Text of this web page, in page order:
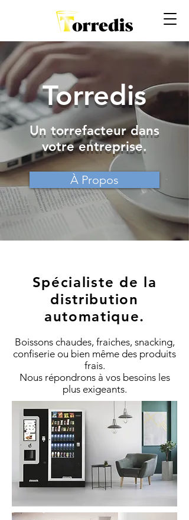
Torredis
Un torrefacteur dans
votre entreprise.
À Propos
Spécialiste de la
distribution
automatique.
Boissons chaudes, fraiches, snacking,
confiserie ou bien même des produits
frais.
Nous répondrons à vos besoins les
plus exigeants.